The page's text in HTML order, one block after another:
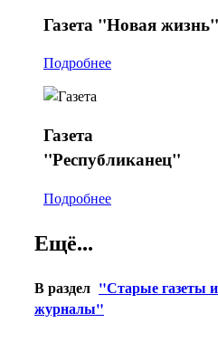
Газета "Новая жизнь"
Подробнее
Газета
"Республиканец"
Подробнее
Ещё...
В раздел "Старые газеты и
журналы"